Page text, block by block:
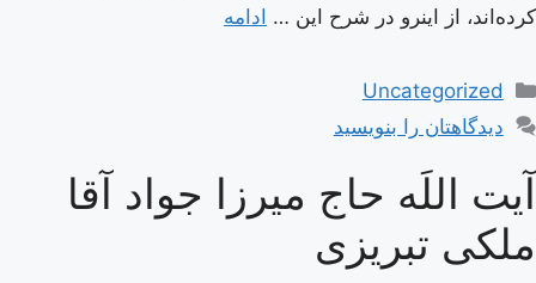
کرده‌اند، از اینرو در شرح این … ادامه
دسته‌ها
Uncategorized
دیدگاهتان را بنویسید
آیت اللَه حاج میرزا جواد آقا
ملکی تبریزی